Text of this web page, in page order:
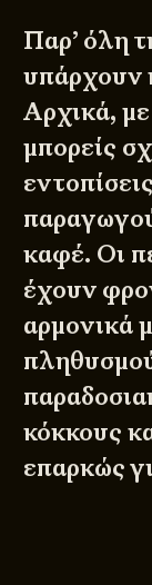
Παρ’ όλη
υπάρχουν
Αρχικά,
μπορείς
καφέ. Οι
έχουν
αρμονικά
κόκκους
επαρκώς